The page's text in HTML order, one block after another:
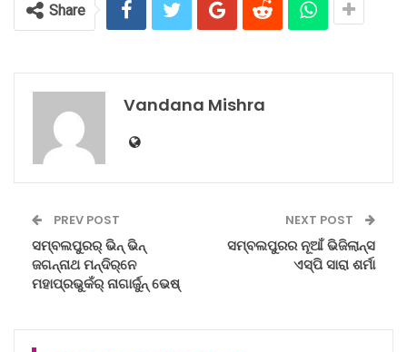
Share
Vandana Mishra
PREV POST
ସମ୍ବଲପୁରର୍‌ ଭିନ୍‌ ଭିନ୍‌
ଜଗନ୍ନାଥ ମନ୍ଦିର୍‌ନେ
ମହାପ୍ରଭୁକଁର୍‌ ନାଗାର୍ଜୁନ୍‌ ଭେଷ୍‌
NEXT POST
ସମ୍ବଲପୁରର ନୂଆଁ ଭିଜିଲାନ୍ସ
ଏସ୍‌ପି ସାରା ଶର୍ମା